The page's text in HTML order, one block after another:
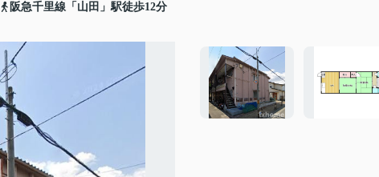
阪急千里線「山田」駅徒歩12分